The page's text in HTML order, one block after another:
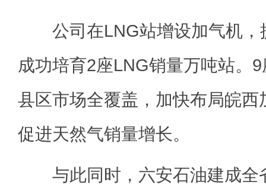
公司在LNG站增设加气机，
成功培育2座LNG销量万吨站。
县区市场全覆盖，加快布局皖西
促进天然气销量增长。
与此同时，六安石油建成全